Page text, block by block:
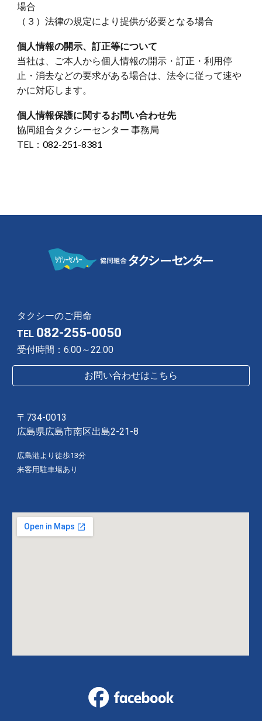
場合
（ ３ ）法律の規定により提供が必要となる場合
個人情報の開示、訂正等について
当社は、ご本人から個人情報の開示・訂正・利用停
止・消去などの要求がある場合は、法令に従って速や
かに対応します。
個人情報保護に関するお問い合わせ先
協同組合タクシーセンター 事務局
TEL ：082-251-8381
タクシーのご用命
TEL 082-255-0050
受付時間：6:00～22:00
お問い合わせはこちら
〒734-0013
広島県広島市南区出島2-21-8
広島港より徒歩13分
来客用駐車場あり